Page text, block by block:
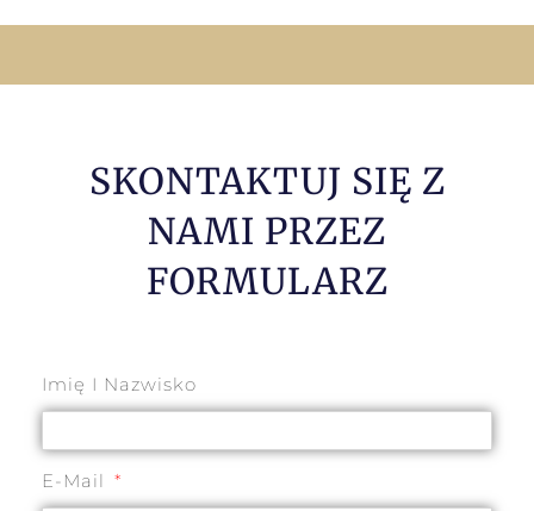
SKONTAKTUJ SIĘ Z
NAMI PRZEZ
FORMULARZ
Imię I Nazwisko
E-Mail